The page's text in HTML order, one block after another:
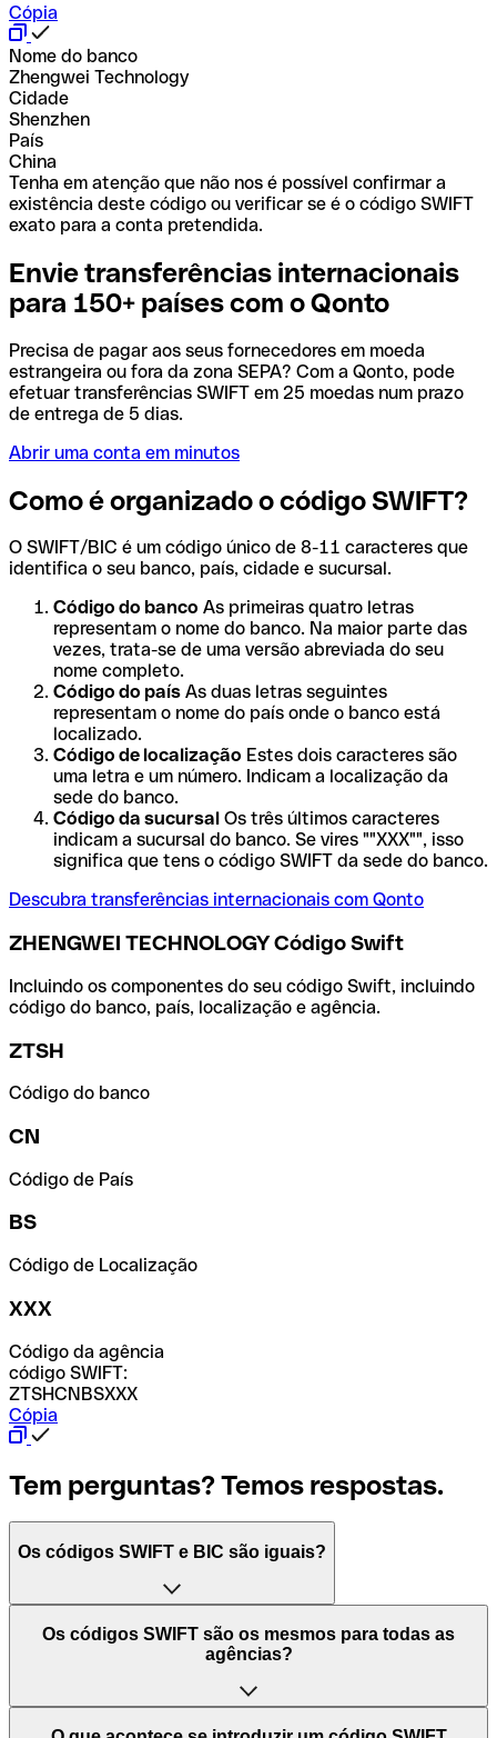
Cópia
Nome do banco
Zhengwei Technology
Cidade
Shenzhen
País
China
Tenha em atenção que não nos é possível confirmar a
existência deste código ou verificar se é o código SWIFT
exato para a conta pretendida.
Envie transferências internacionais
para 150+ países com o Qonto
Precisa de pagar aos seus fornecedores em moeda
estrangeira ou fora da zona SEPA? Com a Qonto, pode
efetuar transferências SWIFT em 25 moedas num prazo
de entrega de 5 dias.
Abrir uma conta em minutos
Como é organizado o código SWIFT?
O SWIFT/BIC é um código único de 8-11 caracteres que
identifica o seu banco, país, cidade e sucursal.
Código do banco As primeiras quatro letras
representam o nome do banco. Na maior parte das
vezes, trata-se de uma versão abreviada do seu
nome completo.
Código do país As duas letras seguintes
representam o nome do país onde o banco está
localizado.
Código de localização Estes dois caracteres são
uma letra e um número. Indicam a localização da
sede do banco.
Código da sucursal Os três últimos caracteres
indicam a sucursal do banco. Se vires ""XXX"", isso
significa que tens o código SWIFT da sede do banco.
Descubra transferências internacionais com Qonto
ZHENGWEI TECHNOLOGY Código Swift
Incluindo os componentes do seu código Swift, incluindo
código do banco, país, localização e agência.
ZTSH
Código do banco
CN
Código de País
BS
Código de Localização
XXX
Código da agência
código SWIFT:
ZTSHCNBSXXX
Cópia
Tem perguntas? Temos respostas.
Os códigos SWIFT e BIC são iguais?
O acrónimo SWIFT significa "Society for Worldwide
Interbank Financial Telecommunication (Sociedade para
Mundiais)". Trata-se de uma rede mundial onde se
processam pagamentos entre países. Por outro lado, BIC
Os códigos SWIFT são os mesmos para todas as
agências?